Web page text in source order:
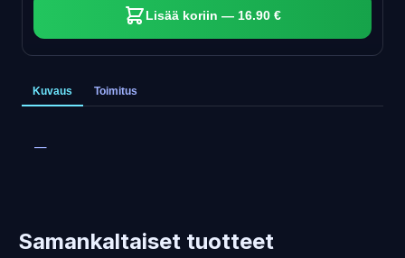
Lisää koriin — 16.90 €
Kuvaus Toimitus
—
Samankaltaiset tuotteet